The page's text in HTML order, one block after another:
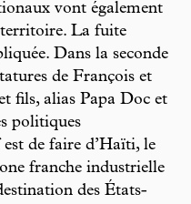
vont également
La fuite
Dans la seconde
de François et
fils, alias Papa Doc et
politiques
de faire d’Haïti, le
franche industrielle
des États-